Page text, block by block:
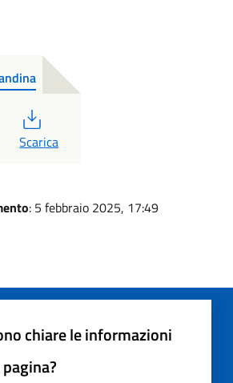
PDF
Scarica
: 5 febbraio 2025, 17:49
chiare le informazioni